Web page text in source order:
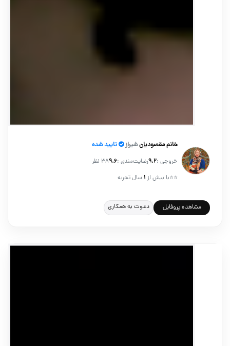
خانم مقصودیانشیراز تایید شده
خروجی :۹.۲رضایت‌مندی :۹.۶38 نظر
⭐⭐با بیش از ۱ سال تجربه
مشاهده پروفایل دعوت به همکاری